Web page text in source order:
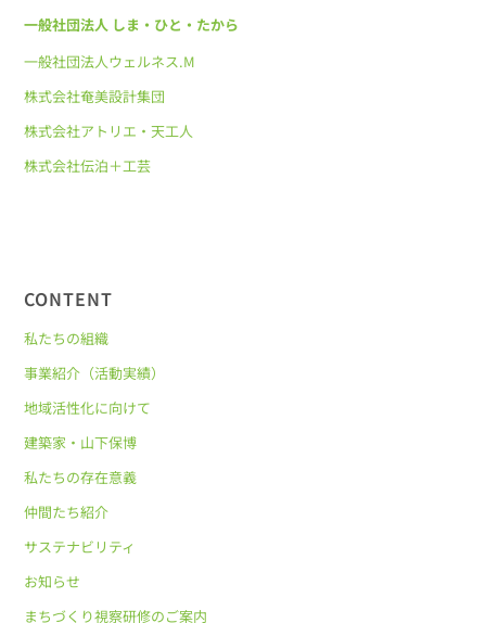
一般社団法人 しま・ひと・たから
一般社団法人ウェルネス.M
株式会社奄美設計集団
株式会社アトリエ・天工人
株式会社伝泊＋工芸
CONTENT
私たちの組織
事業紹介（活動実績）
地域活性化に向けて
建築家・山下保博
私たちの存在意義
仲間たち紹介
サステナビリティ
お知らせ
まちづくり視察研修のご案内